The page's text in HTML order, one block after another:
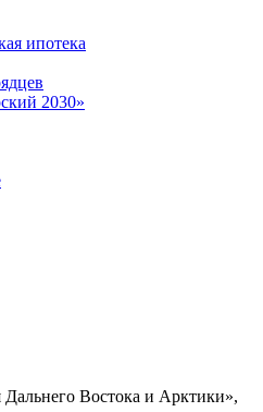
ипотека
2030»
Востока и Арктики»,